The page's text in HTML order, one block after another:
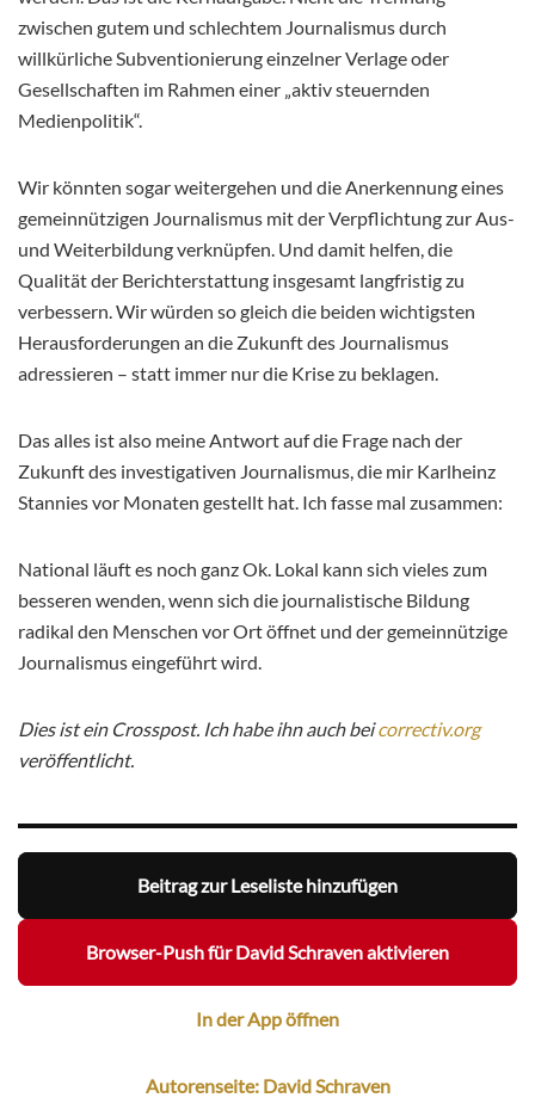
zwischen gutem und schlechtem Journalismus durch
willkürliche Subventionierung einzelner Verlage oder
Gesellschaften im Rahmen einer „aktiv steuernden
Medienpolitik“.
Wir könnten sogar weitergehen und die Anerkennung eines
gemeinnützigen Journalismus mit der Verpflichtung zur Aus-
und Weiterbildung verknüpfen. Und damit helfen, die
Qualität der Berichterstattung insgesamt langfristig zu
verbessern. Wir würden so gleich die beiden wichtigsten
Herausforderungen an die Zukunft des Journalismus
adressieren – statt immer nur die Krise zu beklagen.
Das alles ist also meine Antwort auf die Frage nach der
Zukunft des investigativen Journalismus, die mir Karlheinz
Stannies vor Monaten gestellt hat. Ich fasse mal zusammen:
National läuft es noch ganz Ok. Lokal kann sich vieles zum
besseren wenden, wenn sich die journalistische Bildung
radikal den Menschen vor Ort öffnet und der gemeinnützige
Journalismus eingeführt wird.
Dies ist ein Crosspost. Ich habe ihn auch beicorrectiv.org
veröffentlicht.
Beitrag zur Leseliste hinzufügen
Browser-Push für David Schraven aktivieren
In der App öffnen
Autorenseite: David Schraven